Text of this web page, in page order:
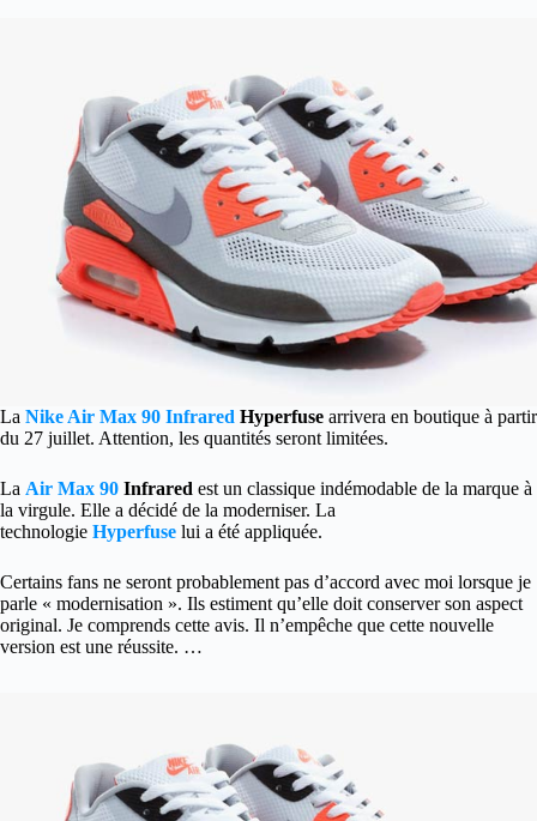
La Nike Air Max 90 Infrared Hyperfuse arrivera en boutique à partir
du 27 juillet. Attention, les quantités seront limitées.
La Air Max 90 Infrared est un classique indémodable de la marque à
la virgule. Elle a décidé de la moderniser. La
technologie Hyperfuse lui a été appliquée.
Certains fans ne seront probablement pas d’accord avec moi lorsque je
parle « modernisation ». Ils estiment qu’elle doit conserver son aspect
original. Je comprends cette avis. Il n’empêche que cette nouvelle
version est une réussite. …